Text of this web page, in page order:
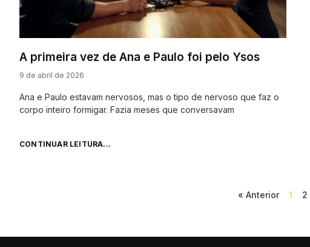
A primeira vez de Ana e Paulo foi pelo Ysos
9 de abril de 2026
Ana e Paulo estavam nervosos, mas o tipo de nervoso que faz o
corpo inteiro formigar. Fazia meses que conversavam
CONTINUAR LEITURA...
« Anterior 1 2